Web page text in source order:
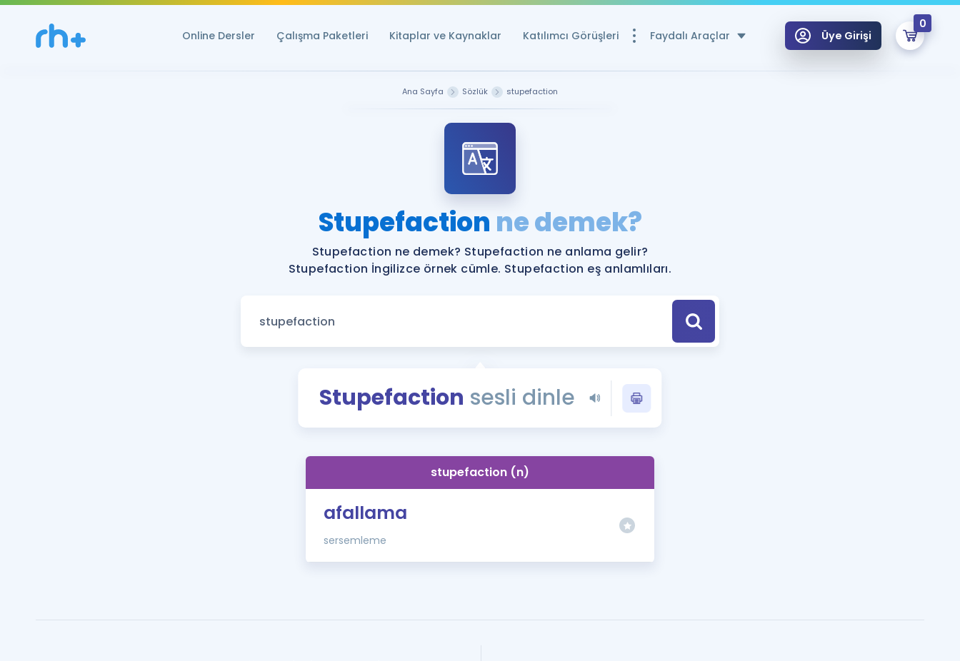
Online Dersler Çalışma Paketleri Kitaplar ve Kaynaklar Katılımcı Görüşleri Faydalı Araçlar
Ücretsiz Kaynaklar
YDS ve YÖKDİL Puan Hesaplama Aracı
YDS ve YÖKDİL'e Hazırlananlar için Öneriler
Tüm ÖSYM Sınavları Tek Takvimde
Blog
YDS - YÖKDİL Tüm Sınavlarla İlgili Haberler
İngilizce Gramer
Üye Girişi
0
Remzi Hoca ile seni sınava hazırlayacak onlarca eğitim seni bekliyor!
Ana Sayfa Sözlük stupefaction
Stupefaction ne demek?
Stupefaction ne demek? Stupefaction ne anlama gelir?
Stupefaction İngilizce örnek cümle. Stupefaction eş anlamlıları.
Stupefaction sesli dinle
stupefaction (n)
afallama
sersemleme